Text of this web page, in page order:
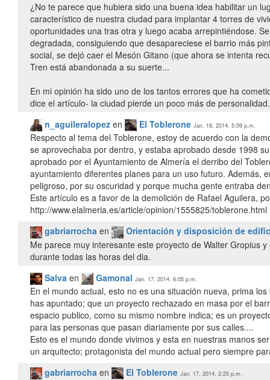
¿No te parece que hubiera sido una buena idea habilitar un
característico de nuestra ciudad para implantar 4 torres de
oportunidades una tras otra y luego acaba arrepintiéndose.
degradada, consiguiendo que desapareciese el barrio más
social, se dejó caer el Mesón Gitano (que ahora se intenta
Tren está abandonada a su suerte...
En mi opinión ha sido uno de los tantos errores que ha
n_aguileralopez en El Toblerone Jan. 18, 2014, 5:09 p.m.
Respecto al tema del Toblerone, estoy de acuerdo con la
se aprovechaba por dentro, y estaba aprobado desde 1998
aprobado por el Ayuntamiento de Almería el derribo del
ayuntamiento diferentes planes para un uso futuro. Además,
peligroso, por su oscuridad y porque mucha gente entraba
Este artículo es a favor de la demolición de Rafael Aguilera,
http://www.elalmeria.es/article/opinion/1555825/toblerone.html
gabriarrocha en
Orientación y disposición de
Me parece muy interesante este proyecto de Walter Gropius
durante todas las horas del dia.
Salva en Gamonal Jan. 17, 2014, 6:05 p.m.
En el mundo actual, esto no es una situación nueva, prima
has apuntado; que un proyecto rechazado en masa por el
espacio publico, como su mismo nombre indica; es un
para las personas que pasan diariamente por sus calles....
Esto es el mundo donde vivimos y esta en nuestras manos
un arquitecto; protagonista del mundo actual pero siempre
gabriarrocha en El Toblerone Jan. 17, 2014, 2:25 p.m.